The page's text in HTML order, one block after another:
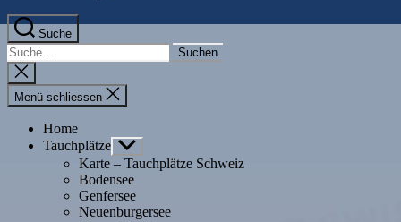
Suche
Suche
nach:
Suche
schliessen
Menü schliessen
Home
Tauchplätze Untermenü
anzeigen
Karte – Tauchplätze Schweiz
Bodensee
Genfersee
Neuenburgersee